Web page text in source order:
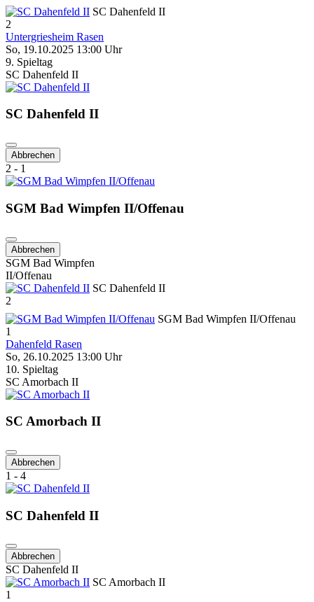
SC Dahenfeld II
2
Untergriesheim Rasen
So, 19.10.2025 13:00 Uhr
9. Spieltag
SC Dahenfeld II
SC Dahenfeld II
Abbrechen
2 - 1
SGM Bad Wimpfen II/Offenau
Abbrechen
SGM Bad Wimpfen
II/Offenau
SC Dahenfeld II
2
SGM Bad Wimpfen II/Offenau
1
Dahenfeld Rasen
So, 26.10.2025 13:00 Uhr
10. Spieltag
SC Amorbach II
SC Amorbach II
Abbrechen
1 - 4
SC Dahenfeld II
Abbrechen
SC Dahenfeld II
SC Amorbach II
1